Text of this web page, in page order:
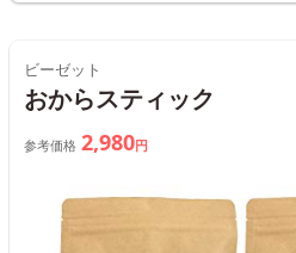
ビーゼット
おからスティック
参考価格 2,980円